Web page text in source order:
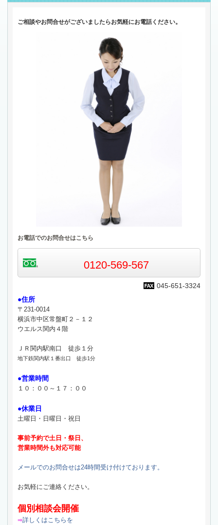
ご相談やお問合せがございましたらお気軽にお電話ください。
お電話でのお問合せはこちら
0120-569-567
045-651-3324
●住所
〒231-0014
横浜市中区常盤町２－１２
ウエルス関内４階
ＪＲ関内駅南口 徒歩１分
地下鉄関内駅１番出口 徒歩1分
●営業時間
１０：００～１７：００
●休業日
土曜日・日曜日・祝日
事前予約で土日・祭日、
営業時間外も対応可能
メールでのお問合せは24時間受け付けております。
お気軽にご連絡ください。
個別相談会開催
➡詳しくはこちらを